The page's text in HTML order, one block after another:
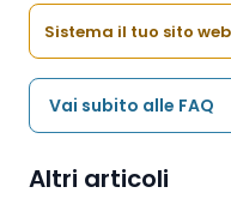
Sistema il tuo sito web
Vai subito alle FAQ
Altri articoli